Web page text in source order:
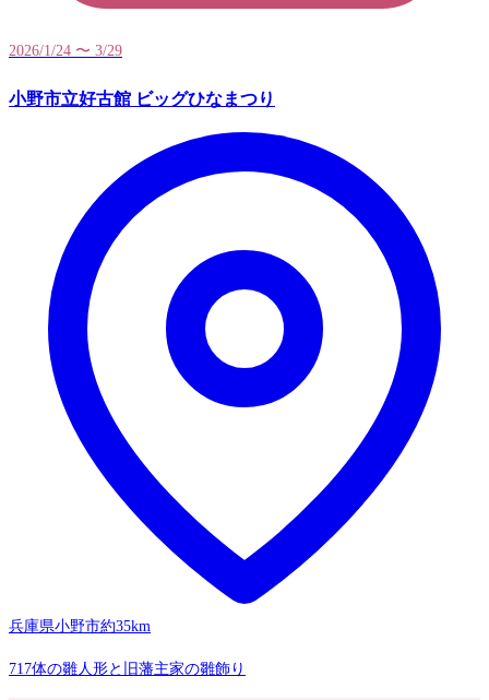
2026/1/24 〜 3/29
小野市立好古館 ビッグひなまつり
兵庫県小野市約35km
717体の雛人形と旧藩主家の雛飾り